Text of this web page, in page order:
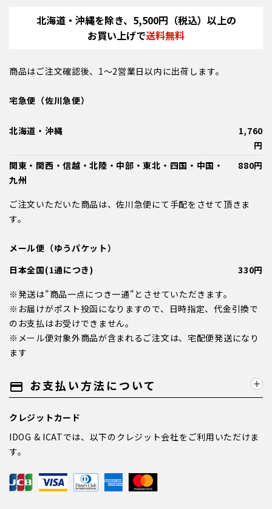
北海道・沖縄を除き、5,500円（税込）以上の
お買い上げで送料無料
商品はご注文確認後、1～2営業日以内に出荷します。
宅急便（佐川急便）
北海道・沖縄
1,760
円
関東・関西・信越・北陸・中部・東北・四国・中国・
九州
880円
ご注文いただいた商品は、佐川急便にて手配をさせて頂きま
す。
メール便（ゆうパケット）
日本全国(1通につき)
330円
※発送は"商品一点につき一通"とさせていただきます。
※お届けがポスト投函になりますので、日時指定、代金引換で
のお支払はお受けできません。
※メール便対象外商品が含まれるご注文は、宅配便発送になり
ます
payment お支払い方法について
クレジットカード
IDOG & ICATでは、以下のクレジット会社をご利用いただけま
す。